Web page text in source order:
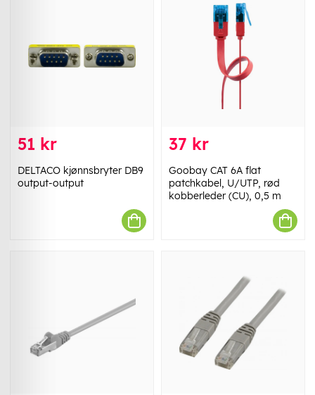
51 kr
DELTACO kjønnsbryter DB9
output-output
37 kr
Goobay CAT 6A flat
patchkabel, U/UTP, rød
kobberleder (CU), 0,5 m